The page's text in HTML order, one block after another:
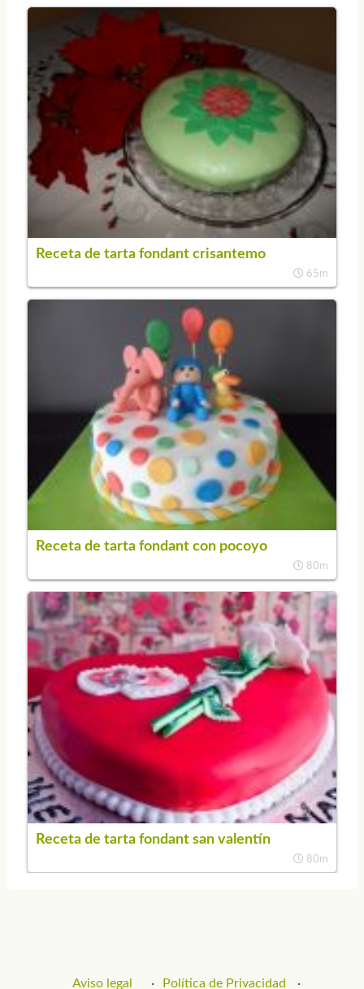
Receta de tarta fondant crisantemo
65m
Receta de tarta fondant con pocoyo
80m
Receta de tarta fondant san valentín
80m
Aviso legal Política de Privacidad